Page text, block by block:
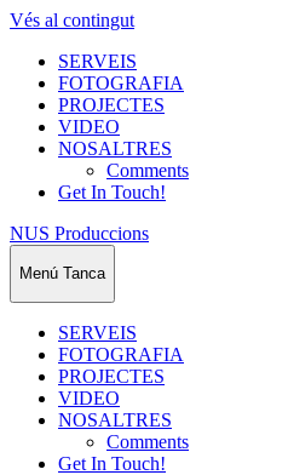
Vés al contingut
SERVEIS
FOTOGRAFIA
PROJECTES
VIDEO
NOSALTRES
Comments
Get In Touch!
NUS Produccions
Menú Tanca
SERVEIS
FOTOGRAFIA
PROJECTES
VIDEO
NOSALTRES
Comments
Get In Touch!